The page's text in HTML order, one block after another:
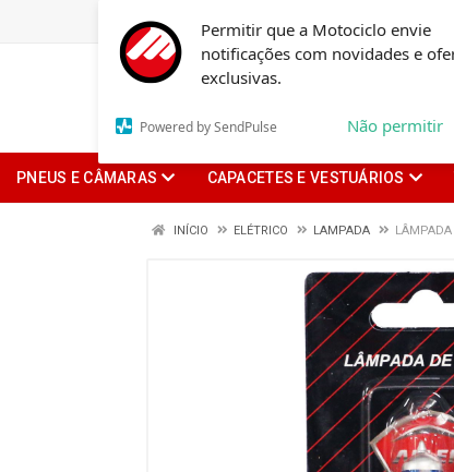
Permitir que a Motociclo envie
notificações com novidades e
exclusivas.
Powered by SendPulse Não permitir
PNEUS E CÂMARAS CAPACETES E VESTUÁRIOS
INÍCIO ELÉTRICO LAMPADA